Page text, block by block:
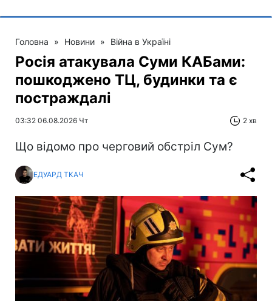
Головна » Новини » Війна в Україні
Росія атакувала Суми КАБами:
пошкоджено ТЦ, будинки та є
постраждалі
03:32 06.08.2026 Чт 2 хв
Що відомо про черговий обстріл Сум?
ЕДУАРД ТКАЧ